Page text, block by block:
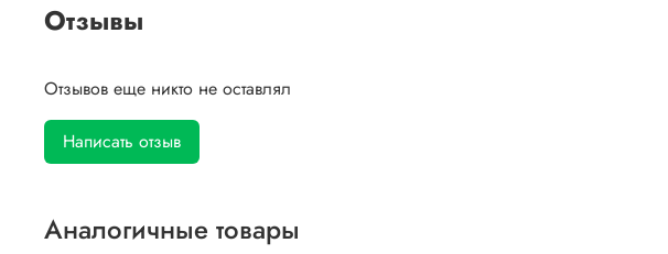
Отзывы
Отзывов еще никто не оставлял
Написать отзыв
Аналогичные товары